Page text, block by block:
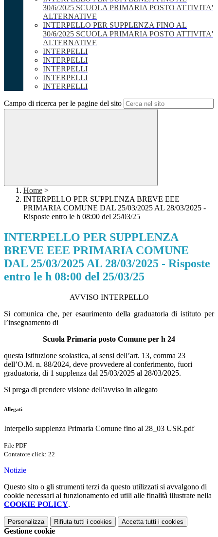
30/6/2025 SCUOLA PRIMARIA POSTO ATTIVITA'
ALTERNATIVE
INTERPELLO PER SUPPLENZA FINO AL
30/6/2025 SCUOLA PRIMARIA POSTO ATTIVITA'
ALTERNATIVE
INTERPELLI
INTERPELLI
INTERPELLI
INTERPELLI
INTERPELLI
Campo di ricerca per le pagine del sito
Home >
INTERPELLO PER SUPPLENZA BREVE EEE
PRIMARIA COMUNE DAL 25/03/2025 AL 28/03/2025 -
Risposte entro le h 08:00 del 25/03/25
INTERPELLO PER SUPPLENZA
BREVE EEE PRIMARIA COMUNE
DAL 25/03/2025 AL 28/03/2025 - Risposte
entro le h 08:00 del 25/03/25
AVVISO INTERPELLO
Si comunica che, per esaurimento della graduatoria di istituto per
l’insegnamento di
Scuola Primaria posto Comune per h 24
questa Istituzione scolastica, ai sensi dell’art. 13, comma 23
dell’O.M. n. 88/2024, deve provvedere al conferimento, fuori
graduatoria, di 1 supplenza dal 25/03/2025 al 28/03/2025.
Si prega di prendere visione dell'avviso in allegato
Allegati
Interpello supplenza Primaria Comune fino al 28_03 USR.pdf
File PDF
Contatore click: 22
Notizie
Questo sito o gli strumenti terzi da questo utilizzati si avvalgono di
cookie necessari al funzionamento ed utili alle finalità illustrate nella
COOKIE POLICY.
Personalizza Rifiuta tutti i cookies Accetta tutti i cookies
Gestione cookie